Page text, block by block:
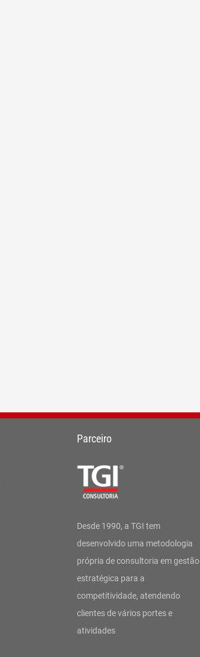
Parceiro
Desde 1990, a TGI tem
desenvolvido uma metodologia
própria de consultoria em gestão
estratégica para a
competitividade, atendendo
clientes de vários portes e
atividades